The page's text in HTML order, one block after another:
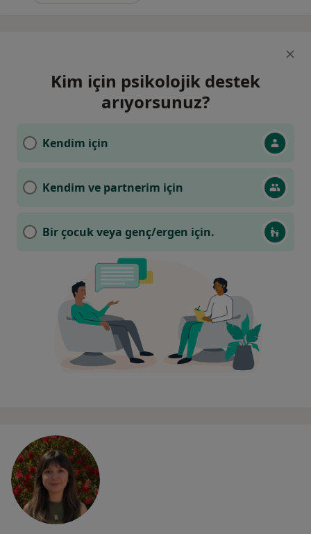
Kim için psikolojik destek
arıyorsunuz?
Kendim için
Kendim ve partnerim için
Bir çocuk veya genç/ergen için.